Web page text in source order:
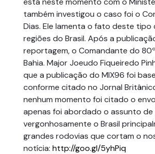
também investigou o caso foi o
Dias. Ele lamenta o fato deste
regiões do Brasil. Após a
reportagem, o Comandante do
Bahia. Major Joeudo Fiqueiredo
que a publicação do MIX96 foi
conforme citado no Jornal
nenhum momento foi citado o
apenas foi abordado o assunto de
vergonhosamente o Brasil
grandes rodovias que cortam o
notícia: http://goo.gl/5yhPiq